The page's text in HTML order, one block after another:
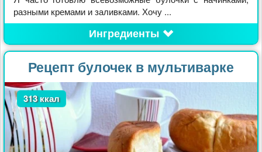
разными кремами и заливками. Хочу ...
Ингредиенты
Рецепт булочек в мультиварке
313 ккал